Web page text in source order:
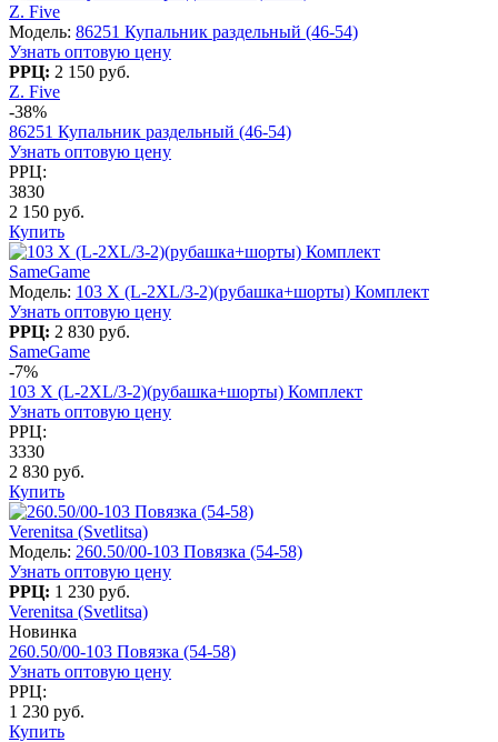
Z. Five
Модель: 86251 Купальник раздельный (46-54)
Узнать оптовую цену
РРЦ: 2 150 руб.
Z. Five
-38%
86251 Купальник раздельный (46-54)
Узнать оптовую цену
РРЦ:
3830
2 150 руб.
Купить
SameGame
Модель: 103 X (L-2XL/3-2)(рубашка+шорты) Комплект
Узнать оптовую цену
РРЦ: 2 830 руб.
SameGame
-7%
103 X (L-2XL/3-2)(рубашка+шорты) Комплект
Узнать оптовую цену
РРЦ:
3330
2 830 руб.
Купить
Verenitsa (Svetlitsa)
Модель: 260.50/00-103 Повязка (54-58)
Узнать оптовую цену
РРЦ: 1 230 руб.
Verenitsa (Svetlitsa)
Новинка
260.50/00-103 Повязка (54-58)
Узнать оптовую цену
РРЦ:
1 230 руб.
Купить